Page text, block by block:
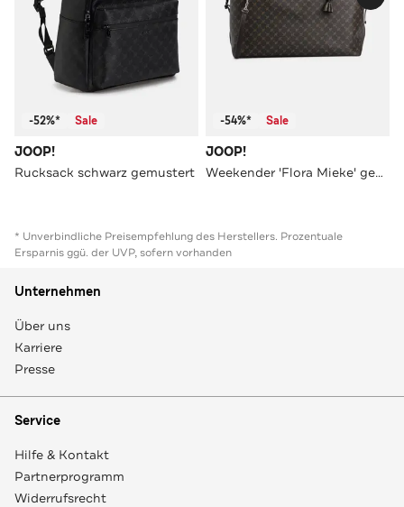
-52%* Sale
JOOP!
Rucksack schwarz gemustert
-54%* Sale
JOOP!
Weekender 'Flora Mieke' gemustert
* Unverbindliche Preisempfehlung des Herstellers. Prozentuale
Ersparnis ggü. der UVP, sofern vorhanden
Unternehmen
Über uns
Karriere
Presse
Service
Hilfe & Kontakt
Partnerprogramm
Widerrufsrecht